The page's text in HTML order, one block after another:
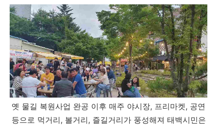
옛 물길 복원사업 완공 이후 매주 야시장, 프리마켓, 공연
등으로 먹거리, 볼거리, 즐길거리가 풍성해져 태백시민은